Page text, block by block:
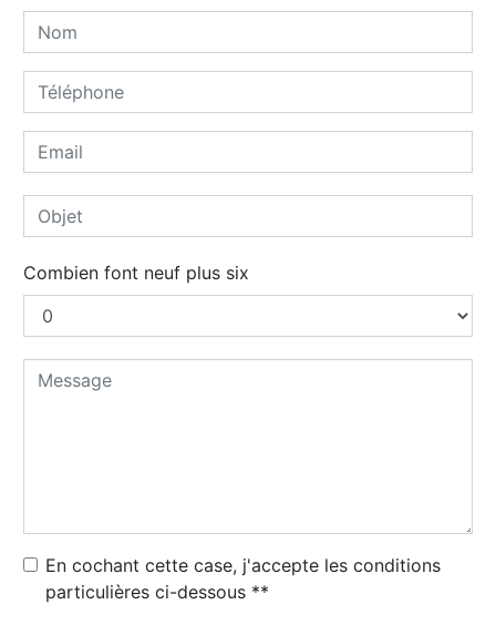
Combien font neuf plus six
En cochant cette case, j'accepte les conditions
particulières ci-dessous **